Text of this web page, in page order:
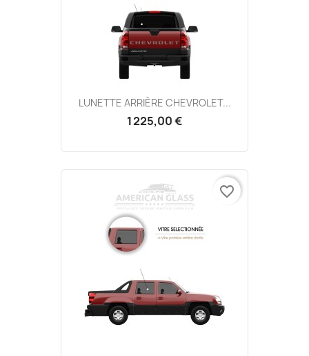
LUNETTE ARRIÈRE CHEVROLET...
1 225,00 €
favorite_border